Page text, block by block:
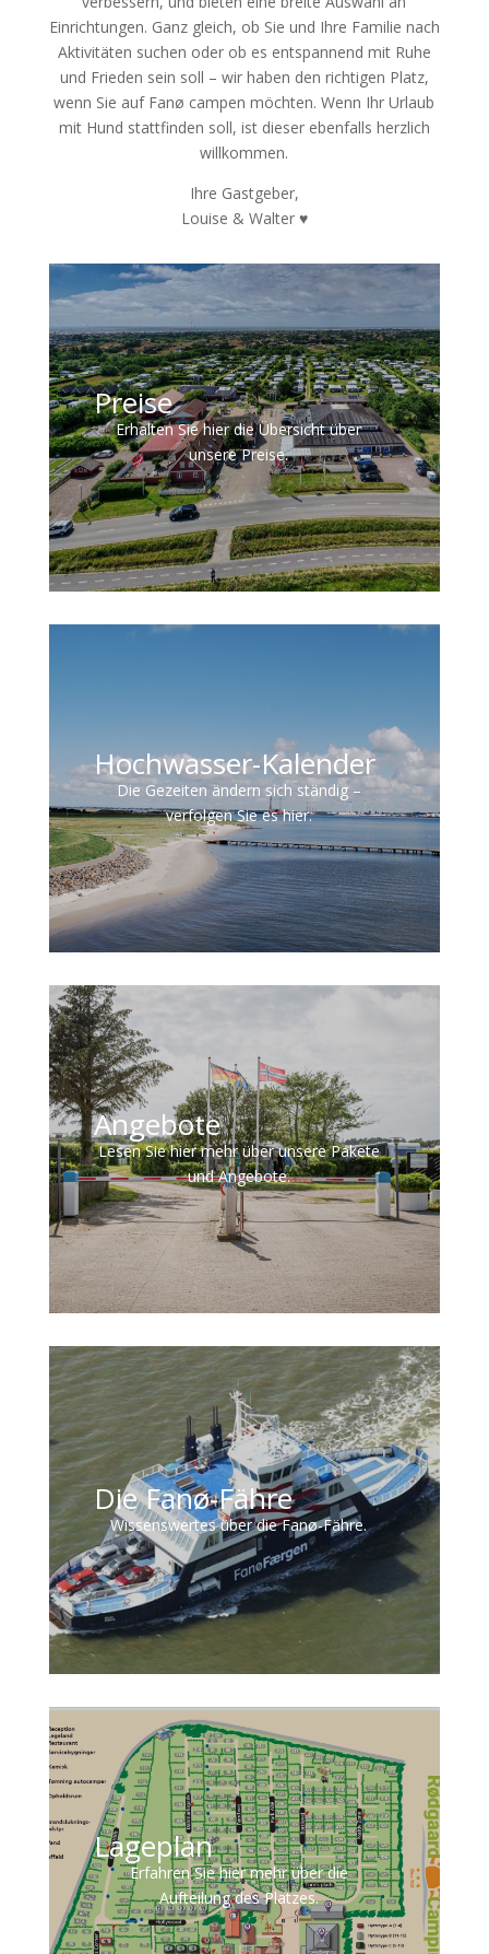
Einrichtungen. Ganz gleich, ob Sie und Ihre Familie nach
Aktivitäten suchen oder ob es entspannend mit Ruhe
und Frieden sein soll – wir haben den richtigen Platz,
wenn Sie auf Fanø campen möchten. Wenn Ihr Urlaub
mit Hund stattfinden soll, ist dieser ebenfalls herzlich
willkommen.
Ihre Gastgeber,
Louise & Walter ♥️
Preise
Erhalten Sie hier die Übersicht über
unsere Preise.
Hochwasser-Kalender
Die Gezeiten ändern sich ständig –
verfolgen Sie es hier.
Angebote
Lesen Sie hier mehr über unsere Pakete
und Angebote.
Die Fanø-Fähre
Wissenswertes über die Fanø-Fähre.
Lageplan
Erfahren Sie hier mehr über die
Aufteilung des Platzes.